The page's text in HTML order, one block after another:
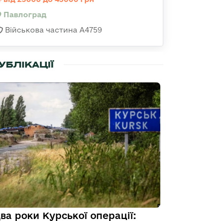
Павлоград
Військова частина А4759
роки Курської операції: